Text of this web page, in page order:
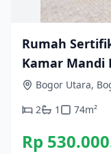
Rumah
Kamar Mandi
Bogor Utara,
2
1 74m²
Rp